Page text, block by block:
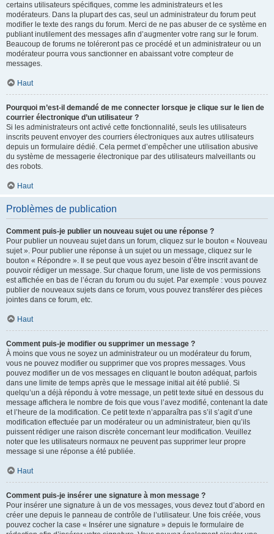
certains utilisateurs spécifiques, comme les administrateurs et les
modérateurs. Dans la plupart des cas, seul un administrateur du forum peut
modifier le texte des rangs du forum. Merci de ne pas abuser de ce système en
publiant inutilement des messages afin d’augmenter votre rang sur le forum.
Beaucoup de forums ne toléreront pas ce procédé et un administrateur ou un
modérateur pourra vous sanctionner en abaissant votre compteur de
messages.
Haut
Pourquoi m’est-il demandé de me connecter lorsque je clique sur le lien de
courrier électronique d’un utilisateur ?
Si les administrateurs ont activé cette fonctionnalité, seuls les utilisateurs
inscrits peuvent envoyer des courriers électroniques aux autres utilisateurs
depuis un formulaire dédié. Cela permet d’empêcher une utilisation abusive
du système de messagerie électronique par des utilisateurs malveillants ou
des robots.
Haut
Problèmes de publication
Comment puis-je publier un nouveau sujet ou une réponse ?
Pour publier un nouveau sujet dans un forum, cliquez sur le bouton « Nouveau
sujet ». Pour publier une réponse à un sujet ou un message, cliquez sur le
bouton « Répondre ». Il se peut que vous ayez besoin d’être inscrit avant de
pouvoir rédiger un message. Sur chaque forum, une liste de vos permissions
est affichée en bas de l’écran du forum ou du sujet. Par exemple : vous pouvez
publier de nouveaux sujets dans ce forum, vous pouvez transférer des pièces
jointes dans ce forum, etc.
Haut
Comment puis-je modifier ou supprimer un message ?
À moins que vous ne soyez un administrateur ou un modérateur du forum,
vous ne pouvez modifier ou supprimer que vos propres messages. Vous
pouvez modifier un de vos messages en cliquant le bouton adéquat, parfois
dans une limite de temps après que le message initial ait été publié. Si
quelqu’un a déjà répondu à votre message, un petit texte situé en dessous du
message affichera le nombre de fois que vous l’avez modifié, contenant la date
et l’heure de la modification. Ce petit texte n’apparaîtra pas s’il s’agit d’une
modification effectuée par un modérateur ou un administrateur, bien qu’ils
puissent rédiger une raison discrète concernant leur modification. Veuillez
noter que les utilisateurs normaux ne peuvent pas supprimer leur propre
message si une réponse a été publiée.
Haut
Comment puis-je insérer une signature à mon message ?
Pour insérer une signature à un de vos messages, vous devez tout d’abord en
créer une depuis le panneau de contrôle de l’utilisateur. Une fois créée, vous
pouvez cocher la case « Insérer une signature » depuis le formulaire de